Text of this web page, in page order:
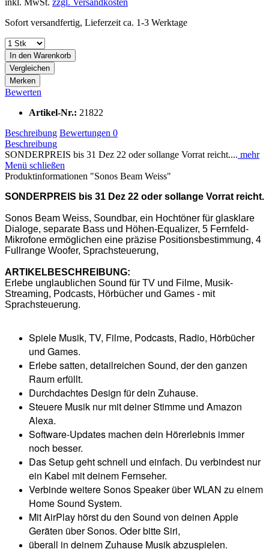
Sofort versandfertig, Lieferzeit ca. 1-3 Werktage
In den Warenkorb
Vergleichen
Merken
Bewerten
Artikel-Nr.: 21822
Beschreibung Bewertungen 0
Beschreibung
SONDERPREIS bis 31 Dez 22 oder sollange Vorrat reicht.... mehr
Menü schließen
Produktinformationen "Sonos Beam Weiss"
SONDERPREIS bis 31 Dez 22 oder sollange Vorrat reicht.
Sonos Beam Weiss, Soundbar, ein Hochtöner für glasklare
Dialoge, separate Bass und Höhen-Equalizer, 5 Fernfeld-
Mikrofone ermöglichen eine präzise Positionsbestimmung, 4
Fullrange Woofer, Sprachsteuerung,
ARTIKELBESCHREIBUNG:
Erlebe unglaublichen Sound für TV und Filme, Musik-
Streaming, Podcasts, Hörbücher und Games - mit
Sprachsteuerung.
Spiele Musik, TV, Filme, Podcasts, Radio, Hörbücher
und Games.
Erlebe satten, detailreichen Sound, der den ganzen
Raum erfüllt.
Durchdachtes Design für dein Zuhause.
Steuere Musik nur mit deiner Stimme und Amazon
Alexa.
Software-Updates machen dein Hörerlebnis immer
noch besser.
Das Setup geht schnell und einfach. Du verbindest nur
ein Kabel mit deinem Fernseher.
Verbinde weitere Sonos Speaker über WLAN zu einem
Home Sound System.
Mit AirPlay hörst du den Sound von deinen Apple
Geräten über Sonos. Oder bitte Siri,
überall in deinem Zuhause Musik abzuspielen.